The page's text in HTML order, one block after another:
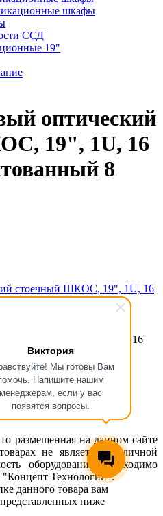
Виктория
Мы готовы Вам
Напишите нашим
менеджерам, если у вас
появятся вопросы.
шкафы
ССД
19"
оптический
19", 1U, 16
8
SM-SA
стоечный ШКОС, 19", 1U, 16
размещенная на данном сайте
не является публичной
оборудования необходимо
Технологии".
данного товара вам
ниже